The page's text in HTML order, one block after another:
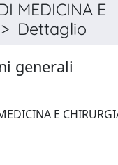
MEDICINA E
> Dettaglio
generali